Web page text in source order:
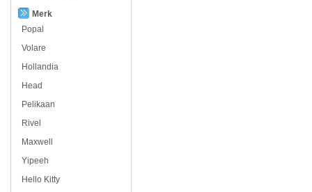
Merk
Popal
Volare
Hollandia
Head
Pelikaan
Rivel
Maxwell
Yipeeh
Hello Kitty